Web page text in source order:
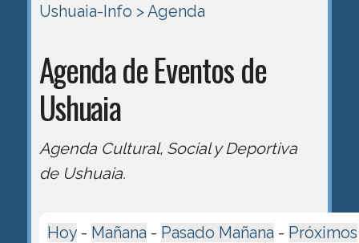
Ushuaia-Info > Agenda
Agenda de Eventos de
Ushuaia
Agenda Cultural, Social y Deportiva
de Ushuaia.
Hoy- Mañana - Pasado Mañana - Próximos